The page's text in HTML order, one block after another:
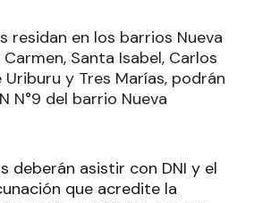
residan en los barrios Nueva
Santa Isabel, Carlos
Uriburu y Tres Marías, podrán
N°9 del barrio Nueva
deberán asistir con DNI y el
que acredite la